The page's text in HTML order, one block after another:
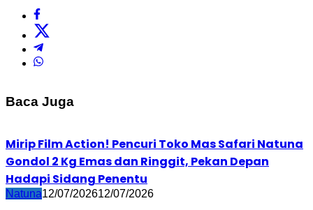
Baca Juga
Mirip Film Action! Pencuri Toko Mas Safari Natuna
Gondol 2 Kg Emas dan Ringgit, Pekan Depan
Hadapi Sidang Penentu
Natuna12/07/202612/07/2026